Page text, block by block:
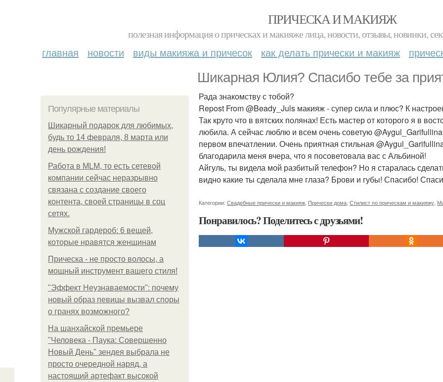
ПРИЧЕСКА И МАКИЯЖ
полезная информация о прическах и макияже лица, новости, отзывы, новинки,
главная новости виды макияжа и причесок как делать прически и макияж
Шикарная Юлия? Спасибо тебе за
Популярные материалы
Шикарный подарок для любимых,
будь то 14 февраля, 8 марта или
день рождения!
Работа в MLM, то есть сетевой
компании сейчас неразрывно
связана с создание своего
контента, своей страницы в соц
сетях.
Мужской гардероб: 6 вещей,
которые нравятся женщинам
Прическа - не просто волосы, а
мощный инструмент вашего стиля!
"Эффект Неузнаваемости": почему
новый образ певицы вызвал споры
о гранях возможного?
На шанхайской премьере
"Человека - Паука: Совершенно
Новый День" зендея выбрала не
просто очередной наряд, а
настоящий артефакт высокой
Рада знакомству с тобой?
Repost From @Beady_Juls макияж - супер сила и плюс? К
Так круто что в вятских полянах! Есть мастер от которого я в
любила. А сейчас люблю и всем очень советую
первом впечатлении. Очень приятная стильная
благодарила меня вчера, что я посоветовала вас с Альбиной!
Айгуль, ты видела мой разбитый телефон? Но я старалась
видно какие ты сделала мне глаза? Брови и губы! Спасибо!
Категории: Свадебные прически и макияж Прически дома Стилист по прическам и макияжу
Понравилось? Поделитесь с друзьями!